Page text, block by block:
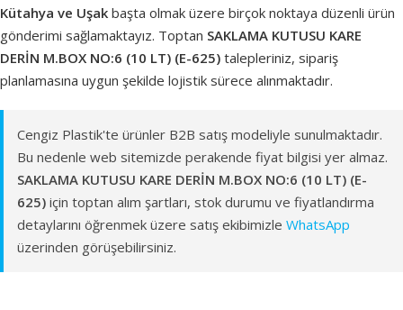
Kütahya ve Uşak başta olmak üzere birçok noktaya düzenli ürün
gönderimi sağlamaktayız. Toptan SAKLAMA KUTUSU KARE
DERİN M.BOX NO:6 (10 LT) (E-625) talepleriniz, sipariş
planlamasına uygun şekilde lojistik sürece alınmaktadır.
Cengiz Plastik'te ürünler B2B satış modeliyle sunulmaktadır.
Bu nedenle web sitemizde perakende fiyat bilgisi yer almaz.
SAKLAMA KUTUSU KARE DERİN M.BOX NO:6 (10 LT) (E-
625) için toptan alım şartları, stok durumu ve fiyatlandırma
detaylarını öğrenmek üzere satış ekibimizle WhatsApp
üzerinden görüşebilirsiniz.